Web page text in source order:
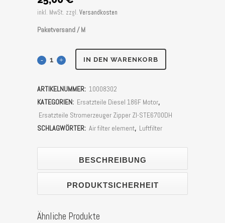
inkl. MwSt. zzgl. Versandkosten
Paketversand / M
Luftfiltereinsatz
Motor
Stück
IN DEN WARENKORB
ARTIKELNUMMER: 10008302
KATEGORIEN: Ersatzteile Diesel 186F Motor,
Ersatzteile Stromerzeuger Zipper ZI-STE6700DH
SCHLAGWÖRTER: Air filter element, Luftfilter
BESCHREIBUNG
PRODUKTSICHERHEIT
Ähnliche Produkte